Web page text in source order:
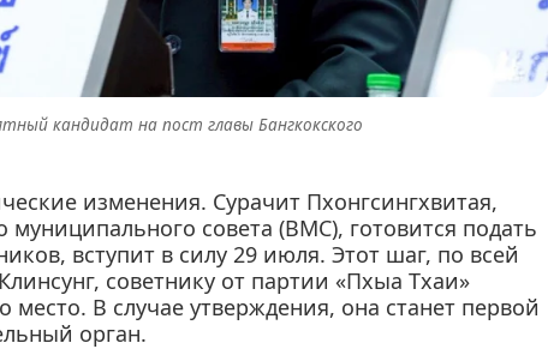
кандидат на пост главы Бангкокского
изменения. Сурачит Пхонгсингхвитая,
совета (BMC), готовится подать
вступит в силу 29 июля. Этот шаг, по всей
советнику от партии «Пхыа Тхаи»
В случае утверждения, она станет первой
орган.